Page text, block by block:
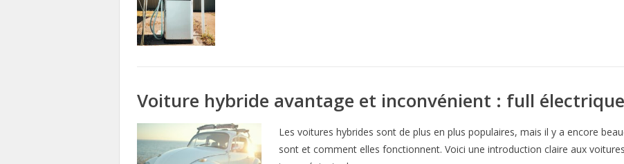
Voiture hybride avantage et inconvénient : full
Les voitures hybrides sont de plus en plus populaires, mais il y a encore
sont et comment elles fonctionnent. Voici une introduction claire aux